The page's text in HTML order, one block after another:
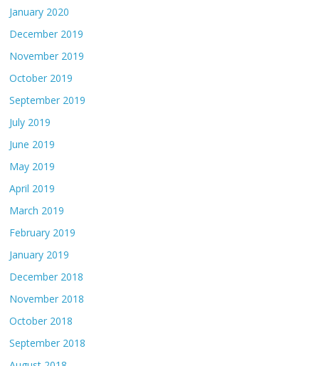
January 2020
December 2019
November 2019
October 2019
September 2019
July 2019
June 2019
May 2019
April 2019
March 2019
February 2019
January 2019
December 2018
November 2018
October 2018
September 2018